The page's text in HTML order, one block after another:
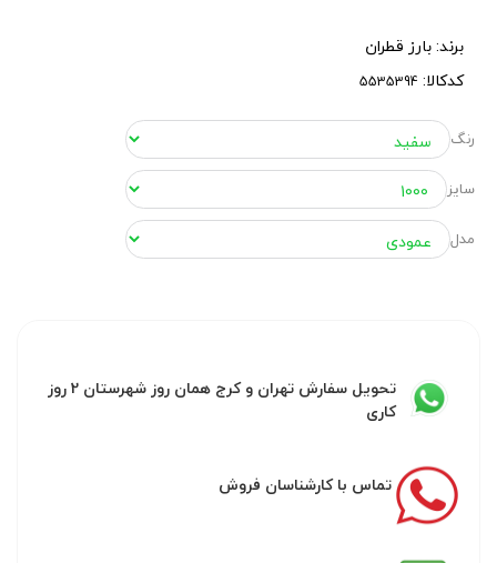
برند:بارز قطران
کدکالا:
رنگ
سایز
مدل
تحویل سفارش تهران و کرج همان روز شهرستان 2 روز
کاری
تماس با کارشناسان فروش